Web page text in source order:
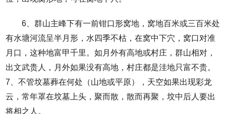
6、群山主峰下有一前钳口形窝地，窝地百米或三百米处
有水塘河流呈半月形，水四季不枯，在窝中下穴，窝口对准
月口，这种地富甲千里。如月外有高地或村庄，群山相对，
出文武贵人，月外如果没有高地，村庄都是洼地只富不贵。
7、不管坟墓葬在何处（山地或平原），天空如果出现彩龙
云，常年罩在坟墓上头，聚而散，散而再聚，坟中后人要出
将相之人。